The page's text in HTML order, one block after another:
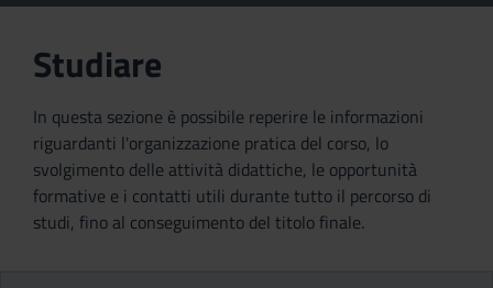
Studiare
In questa sezione è possibile reperire le informazioni
riguardanti l'organizzazione pratica del corso, lo
svolgimento delle attività didattiche, le opportunità
formative e i contatti utili durante tutto il percorso di
studi, fino al conseguimento del titolo finale.